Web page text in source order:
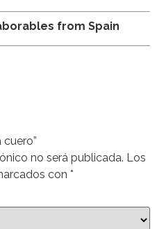
from Spain
no será publicada. Los
con *